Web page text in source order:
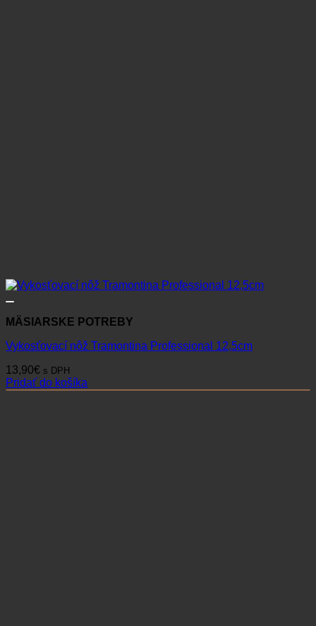
MÄSIARSKE POTREBY
Vykosťovací nôž Tramontina Professional 12,5cm
13,90€ s DPH
Pridať do košíka